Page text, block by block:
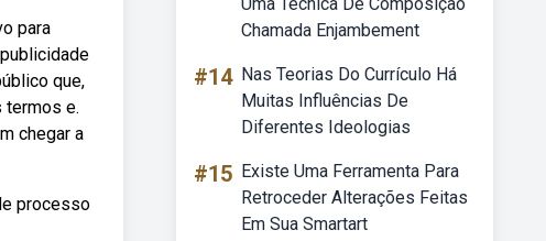
para
que,
termos e.
chegar a
processo
Chamada Enjambement
#14 Nas Teorias Do Currículo Há
Muitas Influências De
Diferentes Ideologias
#15 Existe Uma Ferramenta Para
Retroceder Alterações Feitas
Em Sua Smartart